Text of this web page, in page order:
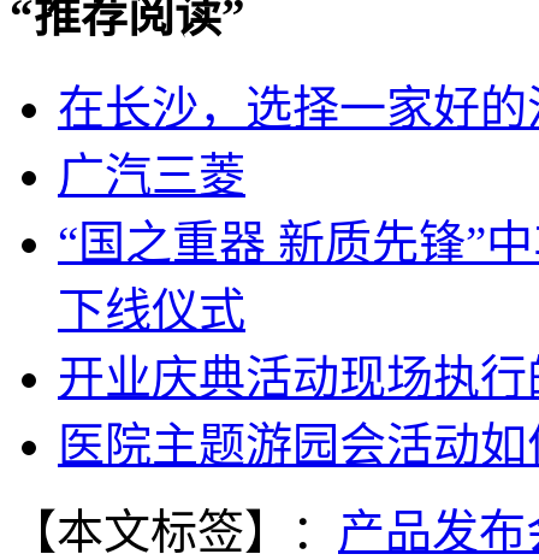
“推荐阅读”
在长沙，选择一家好
广汽三菱
“国之重器 新质先锋”
下线仪式
开业庆典活动现场执
医院主题游园会活动
【本文标签】： 产品发